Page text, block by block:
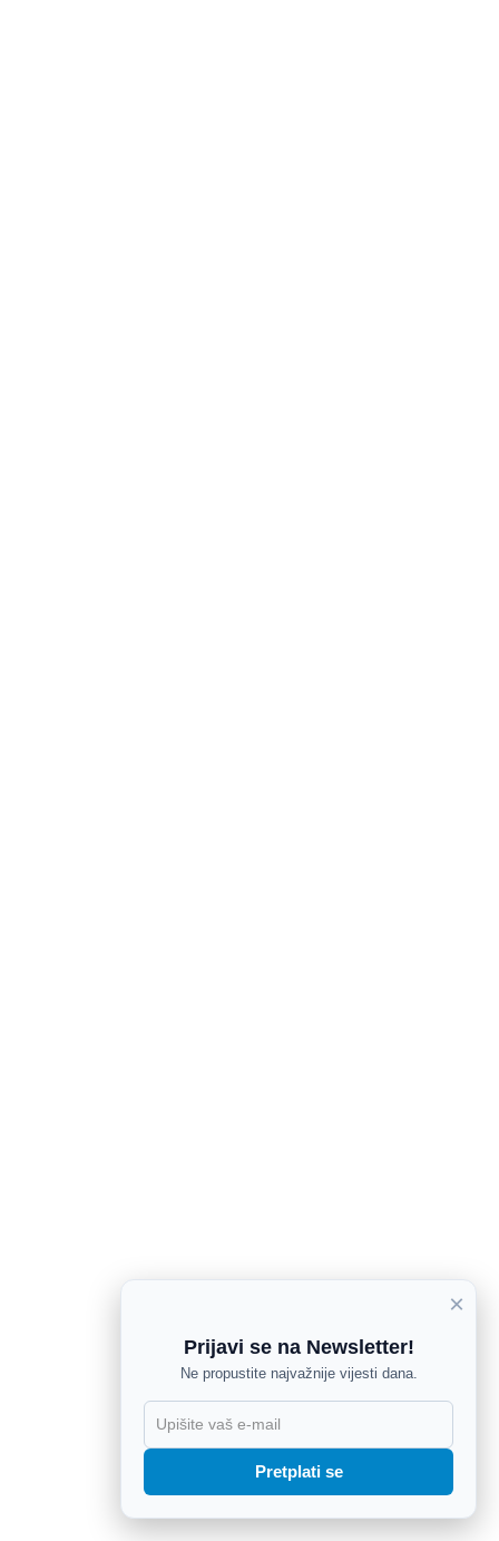
×
Prijavi se na Newsletter!
Ne propustite najvažnije vijesti dana.
Pretplati se